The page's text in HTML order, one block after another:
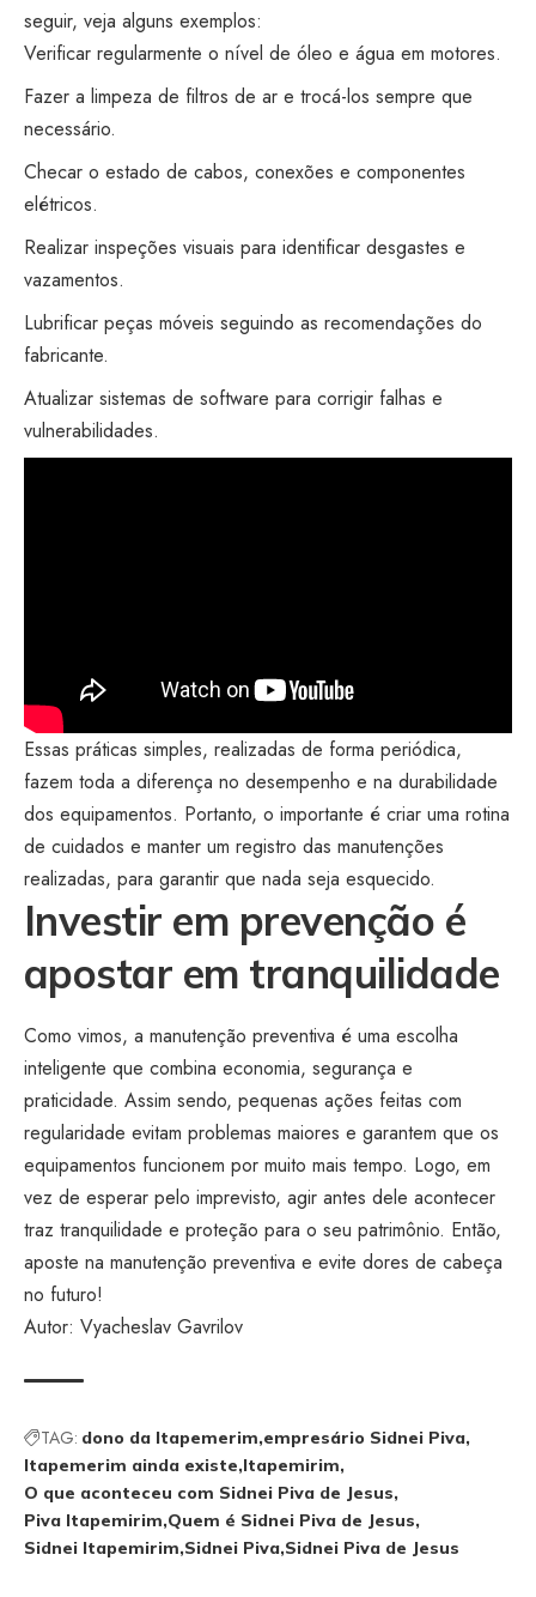
seguir, veja alguns exemplos:
Verificar regularmente o nível de óleo e água em motores.
Fazer a limpeza de filtros de ar e trocá-los sempre que
necessário.
Checar o estado de cabos, conexões e componentes
elétricos.
Realizar inspeções visuais para identificar desgastes e
vazamentos.
Lubrificar peças móveis seguindo as recomendações do
fabricante.
Atualizar sistemas de software para corrigir falhas e
vulnerabilidades.
Essas práticas simples, realizadas de forma periódica,
fazem toda a diferença no desempenho e na durabilidade
dos equipamentos. Portanto, o importante é criar uma rotina
de cuidados e manter um registro das manutenções
realizadas, para garantir que nada seja esquecido.
Investir em prevenção é
apostar em tranquilidade
Como vimos, a manutenção preventiva é uma escolha
inteligente que combina economia, segurança e
praticidade. Assim sendo, pequenas ações feitas com
regularidade evitam problemas maiores e garantem que os
equipamentos funcionem por muito mais tempo. Logo, em
vez de esperar pelo imprevisto, agir antes dele acontecer
traz tranquilidade e proteção para o seu patrimônio. Então,
aposte na manutenção preventiva e evite dores de cabeça
no futuro!
Autor: Vyacheslav Gavrilov
TAG: dono da Itapemerim empresário Sidnei Piva
Itapemerim ainda existe Itapemirim
O que aconteceu com Sidnei Piva de Jesus
Piva Itapemirim Quem é Sidnei Piva de Jesus
Sidnei Itapemirim Sidnei Piva Sidnei Piva de Jesus